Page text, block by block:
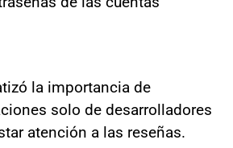
la importancia de
solo de desarrolladores
atención a las reseñas.